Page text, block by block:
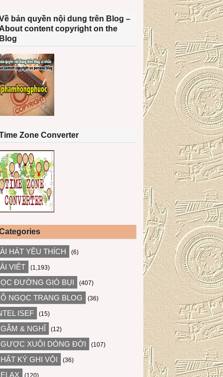
bản quyền nội dung trên Blog –
content copyright on the
Zone Converter
HÁT YÊU THÍCH (6)
VIẾT (1,193)
ĐƯỜNG GIÓ BỤI (407)
NGỌC TRANG BLOG (36)
ISEF (15)
& NGHĨ (12)
XUÔI DÒNG ĐỜI (107)
KÝ GHI VỘI (36)
(120)